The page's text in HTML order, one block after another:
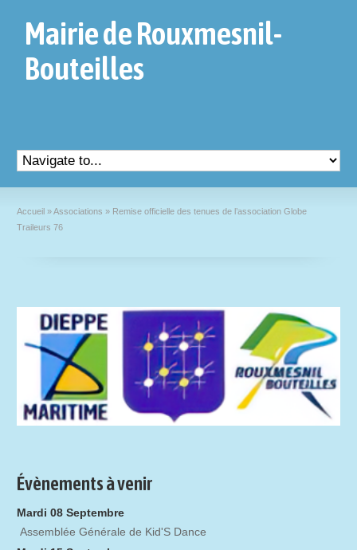
Mairie de Rouxmesnil-
Bouteilles
Accueil »Associations » Remise officielle des tenues de l’association Globe
Traileurs 76
Évènements à venir
Mardi 08 Septembre
Assemblée Générale de Kid'S Dance